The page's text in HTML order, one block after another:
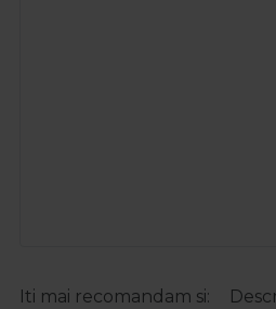
Iti mai recomandam si: